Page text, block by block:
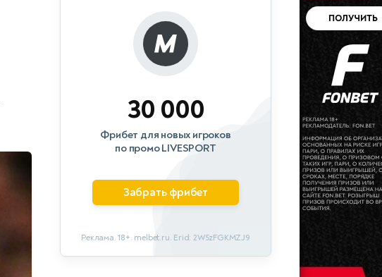
30 000
Фрибет для новых игроков
по промо LIVESPORT
Забрать фрибет
Реклама. 18+. melbet.ru. Erid: 2W5zFGKMZJ9